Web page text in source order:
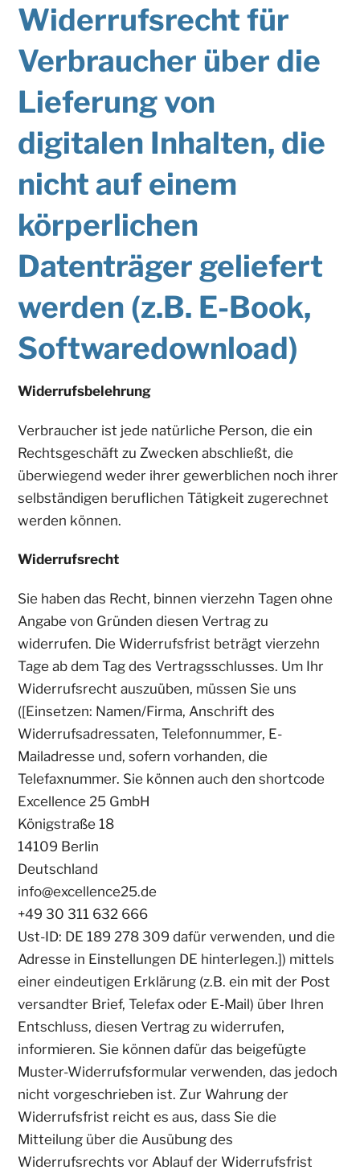
Widerrufsrecht für
Verbraucher über die
Lieferung von
digitalen Inhalten, die
nicht auf einem
körperlichen
Datenträger geliefert
werden (z.B. E-Book,
Softwaredownload)
Widerrufsbelehrung
Verbraucher ist jede natürliche Person, die ein
Rechtsgeschäft zu Zwecken abschließt, die
überwiegend weder ihrer gewerblichen noch ihrer
selbständigen beruflichen Tätigkeit zugerechnet
werden können.
Widerrufsrecht
Sie haben das Recht, binnen vierzehn Tagen ohne
Angabe von Gründen diesen Vertrag zu
widerrufen. Die Widerrufsfrist beträgt vierzehn
Tage ab dem Tag des Vertragsschlusses. Um Ihr
Widerrufsrecht auszuüben, müssen Sie uns
([Einsetzen: Namen/Firma, Anschrift des
Widerrufsadressaten, Telefonnummer, E-
Mailadresse und, sofern vorhanden, die
Telefaxnummer. Sie können auch den shortcode
Excellence 25 GmbH
Königstraße 18
14109 Berlin
Deutschland
info@excellence25.de
+49 30 311 632 666
Ust-ID: DE 189 278 309 dafür verwenden, und die
Adresse in Einstellungen DE hinterlegen.]) mittels
einer eindeutigen Erklärung (z.B. ein mit der Post
versandter Brief, Telefax oder E-Mail) über Ihren
Entschluss, diesen Vertrag zu widerrufen,
informieren. Sie können dafür das beigefügte
Muster-Widerrufsformular verwenden, das jedoch
nicht vorgeschrieben ist. Zur Wahrung der
Widerrufsfrist reicht es aus, dass Sie die
Mitteilung über die Ausübung des
Widerrufsrechts vor Ablauf der Widerrufsfrist